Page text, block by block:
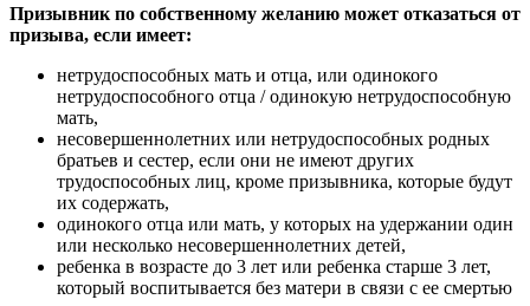
Призывник по собственному желанию может отказаться от
призыва, если имеет:
нетрудоспособных мать и отца, или одинокого
нетрудоспособного отца / одинокую нетрудоспособную
мать,
несовершеннолетних или нетрудоспособных родных
братьев и сестер, если они не имеют других
трудоспособных лиц, кроме призывника, которые будут
их содержать,
одинокого отца или мать, у которых на удержании один
или несколько несовершеннолетних детей,
ребенка в возрасте до 3 лет или ребенка старше 3 лет,
который воспитывается без матери в связи с ее смертью